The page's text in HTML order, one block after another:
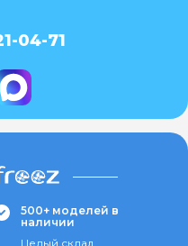
04-71
500+ моделей в
наличии
Целый склад